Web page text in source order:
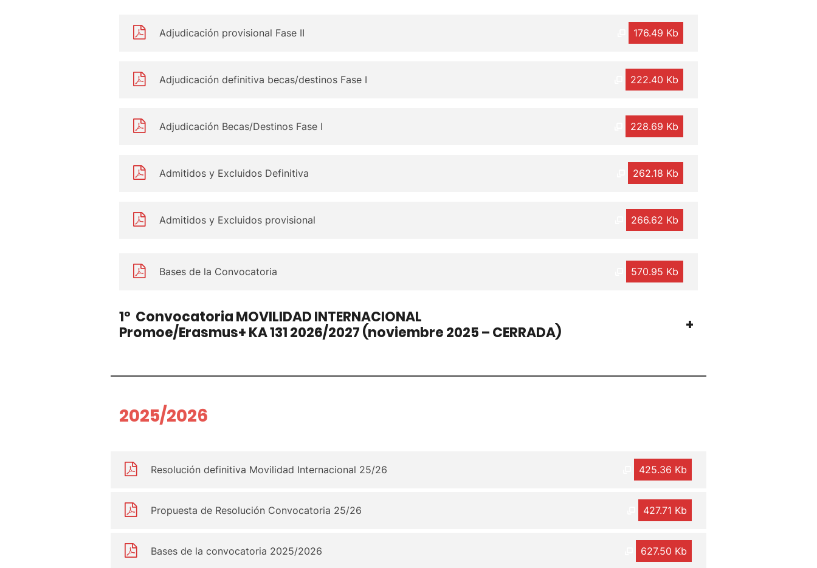
176.49 Kb
Adjudicación provisional Fase II
222.40 Kb
Adjudicación definitiva becas/destinos Fase I
228.69 Kb
Adjudicación Becas/Destinos Fase I
262.18 Kb
Admitidos y Excluidos Definitiva
266.62 Kb
Admitidos y Excluidos provisional
570.95 Kb
Bases de la Convocatoria
1º Convocatoria MOVILIDAD INTERNACIONAL
Promoe/Erasmus+ KA 131 2026/2027 (noviembre 2025 – CERRADA)
+
2025/2026
425.36 Kb
Resolución definitiva Movilidad Internacional 25/26
427.71 Kb
Propuesta de Resolución Convocatoria 25/26
627.50 Kb
Bases de la convocatoria 2025/2026